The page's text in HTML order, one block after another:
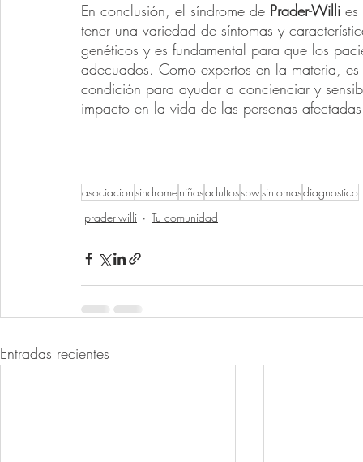
En conclusión, el síndrome de Prader-Willi
tener una variedad de síntomas y
genéticos y es fundamental para que los
adecuados. Como expertos en la materia,
condición para ayudar a concienciar y
impacto en la vida de las personas
asociacionsindromeniñosadultosspwsintomasdiagnostico
prader-willi
Tu comunidad
Entradas recientes